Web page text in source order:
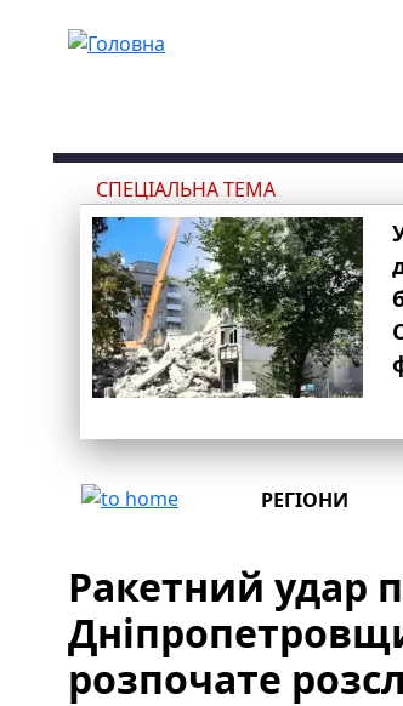
СПЕЦІАЛЬНА ТЕМА
РЕГІОНИ
Ракетний удар
розпочате